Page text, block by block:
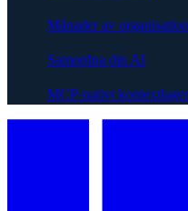
Månader av
Samordna din AI
MCP-nativt